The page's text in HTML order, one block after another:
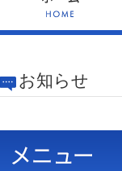
お知らせ